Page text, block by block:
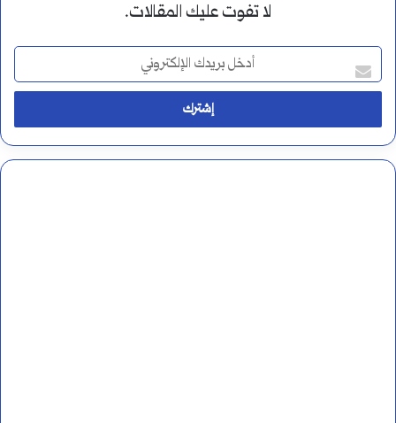
لا تفوت عليك المقالات.
د
خ